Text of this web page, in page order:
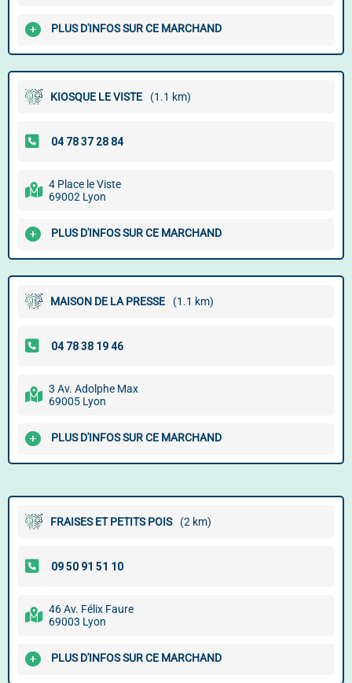
PLUS D'INFOS SUR CE MARCHAND
KIOSQUE LE VISTE (1.1 km)
4 Place le Viste
69002 Lyon
PLUS D'INFOS SUR CE MARCHAND
MAISON DE LA PRESSE (1.1 km)
3 Av. Adolphe Max
69005 Lyon
PLUS D'INFOS SUR CE MARCHAND
FRAISES ET PETITS POIS (2 km)
46 Av. Félix Faure
69003 Lyon
PLUS D'INFOS SUR CE MARCHAND